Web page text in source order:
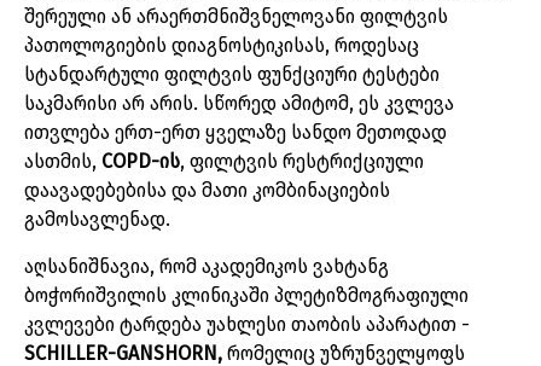
შერეული ან არაერთმნიშვნელოვანი ფილტვის
პათოლოგიების დიაგნოსტიკისას, როდესაც
სტანდარტული ფილტვის ფუნქციური ტესტები
საკმარისი არ არის. სწორედ ამიტომ, ეს კვლევა
ითვლება ერთ-ერთ ყველაზე სანდო მეთოდად
ასთმის, COPD-ის, ფილტვის რესტრიქციული
დაავადებებისა და მათი კომბინაციების
გამოსავლენად.
აღსანიშნავია, რომ აკადემიკოს ვახტანგ
ბოჭორიშვილის კლინიკაში პლეტიზმოგრაფიული
კვლევები ტარდება უახლესი თაობის აპარატით -
SCHILLER-GANSHORN, რომელიც უზრუნველყოფს